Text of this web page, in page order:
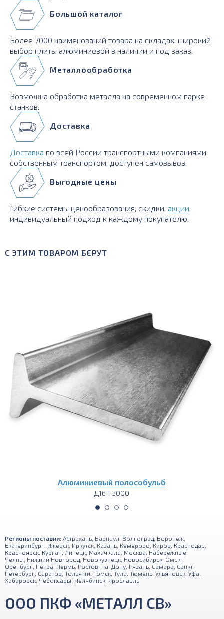
Большой каталог
Более 7000 наименований товара на складах, широкий
выбор плиты алюминиевой в наличии и под заказ.
Металлообработка
Возможна обработка металла на современном парке
станков.
Доставка
Доставка по всей России транспортными компаниями,
собственным транспортом, доступен самовывоз.
Выгодные цены
Гибкие системы ценообразования, скидки, акции,
индивидуальный подход к каждому покупателю.
С ЭТИМ ТОВАРОМ БЕРУТ
Алюминиевый полособульб
Д16Т 3000
Регионы поставки: Астрахань Барнаул Волгоград Воронеж
Екатеринбург Ижевск Иркутск Казань Кемерово Киров Краснодар
Красноярск Курган Липецк Махачкала Москва Набережные
Челны Нижний Новгород Новокузнецк Новосибирск Омск
Оренбург Пенза Пермь Ростов-на-Дону Рязань Самара Санкт-
Петербург Саратов Тольятти Томск Тула Тюмень Ульяновск Уфа
Хабаровск Чебоксары Челябинск Ярославль
ООО ПКФ «МЕТАЛЛ СВ»